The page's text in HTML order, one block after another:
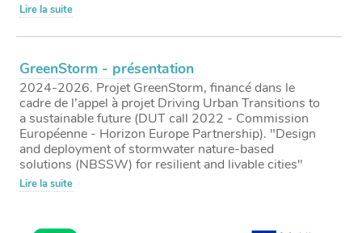
Lire la suite
GreenStorm - présentation
2024-2026. Projet GreenStorm, financé dans le
cadre de l’appel à projet Driving Urban Transitions to
a sustainable future (DUT call 2022 - Commission
Européenne - Horizon Europe Partnership). "Design
and deployment of stormwater nature-based
solutions (NBSSW) for resilient and livable cities"
Lire la suite